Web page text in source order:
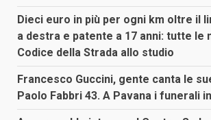
Dieci euro in più per ogni km oltre il
a destra e patente a 17 anni: tutte le
Codice della Strada allo studio
Francesco Guccini, gente canta le
Paolo Fabbri 43. A Pavana i funerali